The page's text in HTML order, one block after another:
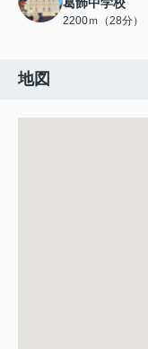
葛飾中学校
2200ｍ（28分）
地図